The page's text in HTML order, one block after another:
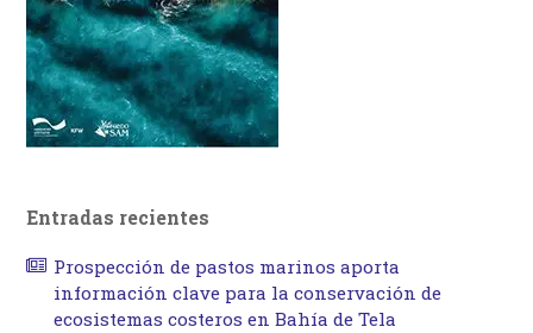
Entradas recientes
Prospección de pastos marinos aporta
información clave para la conservación de
ecosistemas costeros en Bahía de Tela